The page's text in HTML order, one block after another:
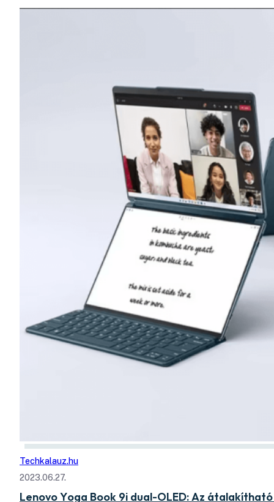
Techkalauz.hu
2023.06.27.
Lenovo Yoga Book 9i dual-OLED: Az